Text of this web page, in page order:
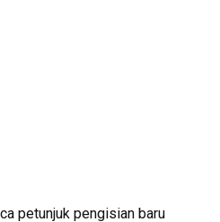
petunjuk pengisian baru